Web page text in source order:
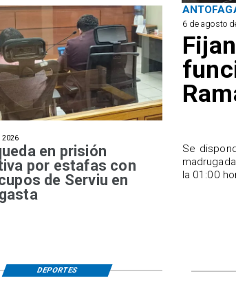
6 de agosto
Se
la 01:00
2026
en prisión
por estafas con
de Serviu en
DEPORTES